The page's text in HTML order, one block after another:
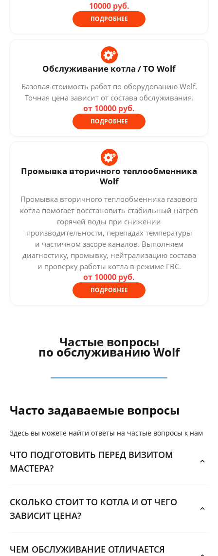
10000 руб.
ПОДРОБНЕЕ
Обслуживание котла / ТО Wolf
Базовая стоимость работ по оборудованию Wolf.
Точная цена зависит от состава обслуживания.
от 10000 руб.
ПОДРОБНЕЕ
Промывка вторичного теплообменника
Wolf
Промывка вторичного теплообменника газового
котла помогает восстановить стабильный нагрев
горячей воды при снижении
производительности, перепадах температуры
и частичном засоре каналов. Выполняем
диагностику, промывку, нейтрализацию состава
и проверку работы котла в режиме ГВС.
от 10000 руб.
ПОДРОБНЕЕ
Частые вопросы
по обслуживанию Wolf
Часто задаваемые вопросы
Здесь вы можете найти ответы на частые вопросы к нам
ЧТО ПОДГОТОВИТЬ ПЕРЕД ВИЗИТОМ
МАСТЕРА?
СКОЛЬКО СТОИТ ТО КОТЛА И ОТ ЧЕГО
ЗАВИСИТ ЦЕНА?
ЧЕМ ОБСЛУЖИВАНИЕ ОТЛИЧАЕТСЯ